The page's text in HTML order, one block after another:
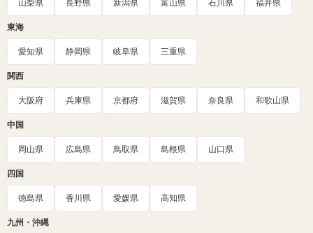
山梨県 長野県 新潟県 富山県 石川県 福井県
東海
愛知県 静岡県 岐阜県 三重県
関西
大阪府 兵庫県 京都府 滋賀県 奈良県 和歌山県
中国
岡山県 広島県 鳥取県 島根県 山口県
四国
徳島県 香川県 愛媛県 高知県
九州・沖縄